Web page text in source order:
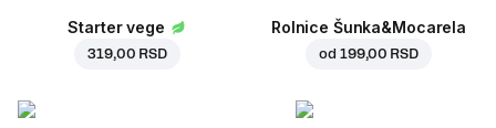
Starter vege
319,00 RSD
Rolnice Šunka&Mocarela
od 199,00 RSD